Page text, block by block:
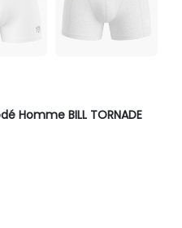
Homme BILL TORNADE